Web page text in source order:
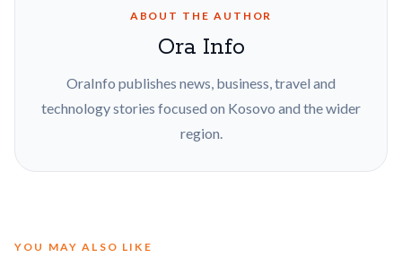
ABOUT THE AUTHOR
Ora Info
OraInfo publishes news, business, travel and
technology stories focused on Kosovo and the wider
region.
YOU MAY ALSO LIKE